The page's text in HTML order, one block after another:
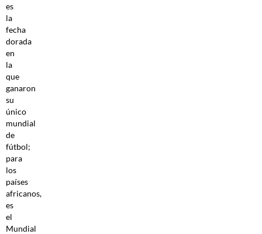
es
la
fecha
dorada
en
la
que
ganaron
su
único
mundial
de
fútbol;
para
los
países
africanos,
es
el
Mundial